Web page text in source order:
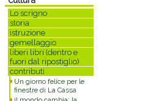
Lo scrigno
storia
istruzione
gemellaggio
liberi libri (dentro e
fuori dal ripostiglio)
contributi
Un giorno felice per le
finestre di La Cassa